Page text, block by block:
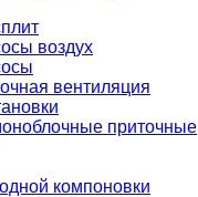
воздух
вентиляция
приточные
компоновки